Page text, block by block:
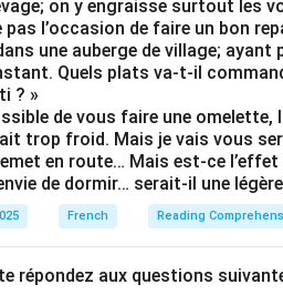
jeune homme passionné par la
de fervents défenseurs de la
nature)
il remarque que les élèves
(lycée, élèves, déchets par
Martin décide d'organiser une
la cour. (recycler, poubelles, tri
on y engraisse surtout
pas l’occasion de faire un bon
une auberge de village;
Quels plats va-t-il
? »
de vous faire une
trop froid. Mais je vais vous
en route… Mais est-ce
de dormir… serait-il une
French Reading
répondez aux questions